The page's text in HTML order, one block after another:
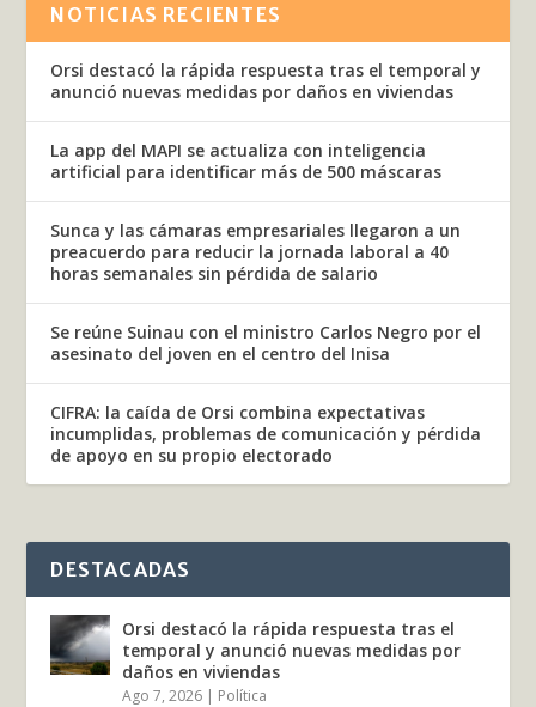
NOTICIAS RECIENTES
Orsi destacó la rápida respuesta tras el temporal y
anunció nuevas medidas por daños en viviendas
La app del MAPI se actualiza con inteligencia
artificial para identificar más de 500 máscaras
Sunca y las cámaras empresariales llegaron a un
preacuerdo para reducir la jornada laboral a 40
horas semanales sin pérdida de salario
Se reúne Suinau con el ministro Carlos Negro por el
asesinato del joven en el centro del Inisa
CIFRA: la caída de Orsi combina expectativas
incumplidas, problemas de comunicación y pérdida
de apoyo en su propio electorado
DESTACADAS
Orsi destacó la rápida respuesta tras el
temporal y anunció nuevas medidas por
daños en viviendas
Ago 7, 2026 | Política